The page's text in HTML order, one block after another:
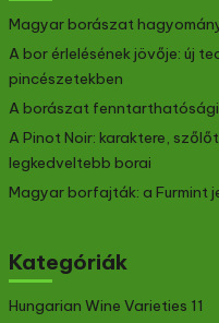
Magyar borászat
A bor érlelésének jövője: új
pincészetekben
A borászat
A Pinot Noir: karaktere,
legkedveltebb borai
Magyar borfajták: a Furmint
Kategóriák
Hungarian Wine Varieties 11